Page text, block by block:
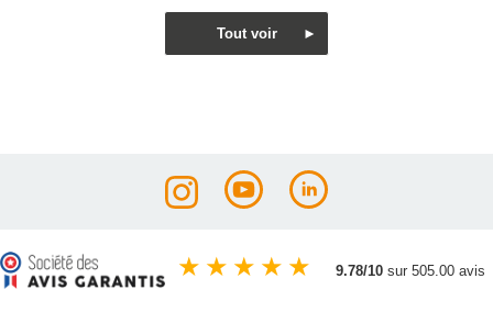
★ ★ ★ ★ ★ 9.78/10 sur 505.00 avis